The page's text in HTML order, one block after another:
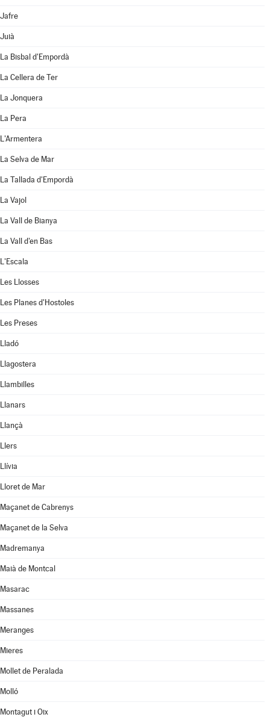
Jafre
Juià
La Bisbal d'Empordà
La Cellera de Ter
La Jonquera
La Pera
L'Armentera
La Selva de Mar
La Tallada d'Empordà
La Vajol
La Vall de Bianya
La Vall d'en Bas
L'Escala
Les Llosses
Les Planes d'Hostoles
Les Preses
Lladó
Llagostera
Llambilles
Llanars
Llançà
Llers
Llívia
Lloret de Mar
Maçanet de Cabrenys
Maçanet de la Selva
Madremanya
Maià de Montcal
Masarac
Massanes
Meranges
Mieres
Mollet de Peralada
Molló
Montagut i Oix